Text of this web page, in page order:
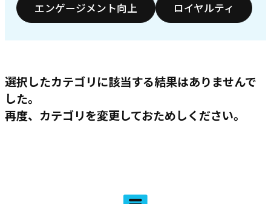
エンゲージメント向上 ロイヤルティ
選択したカテゴリに該当する結果はありませんで
した。
再度、カテゴリを変更しておためしください。